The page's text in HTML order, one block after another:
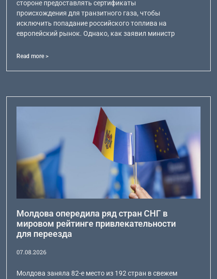
стороне предоставлять сертификаты
происхождения для транзитного газа, чтобы
исключить попадание российского топлива на
европейский рынок. Однако, как заявил министр
Read more >
Молдова опередила ряд стран СНГ в
мировом рейтинге привлекательности
для переезда
07.08.2026
Молдова заняла 82-е место из 192 стран в свежем